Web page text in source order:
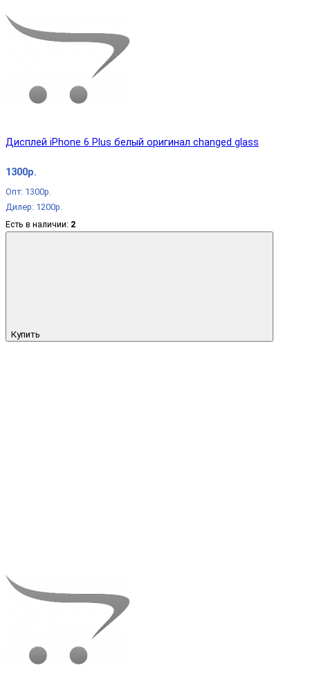
Дисплей iPhone 6 Plus белый оригинал changed glass
1300р.
Опт: 1300р.
Дилер: 1200р.
Есть в наличии: 2
Купить